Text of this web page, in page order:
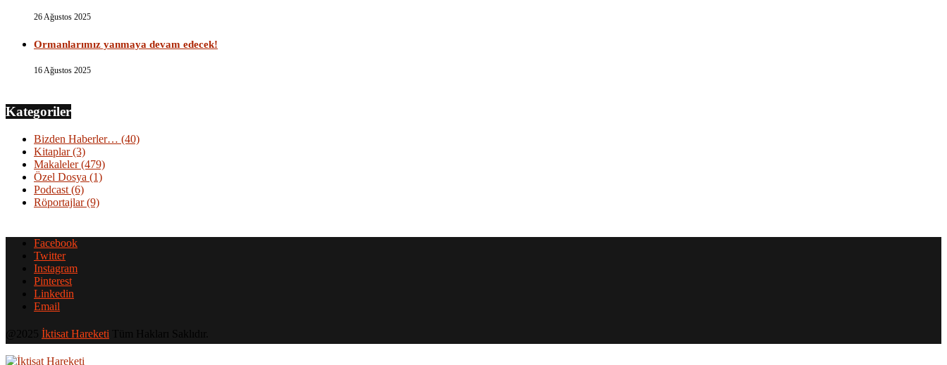
26 Ağustos 2025
Ormanlarımız yanmaya devam edecek!
16 Ağustos 2025
Kategoriler
Bizden Haberler… (40)
Kitaplar(3)
Makaleler(479)
Özel Dosya (1)
Podcast (6)
Röportajlar(9)
Facebook
Twitter
Instagram
Pinterest
Linkedin
Email
İktisat Hareketi